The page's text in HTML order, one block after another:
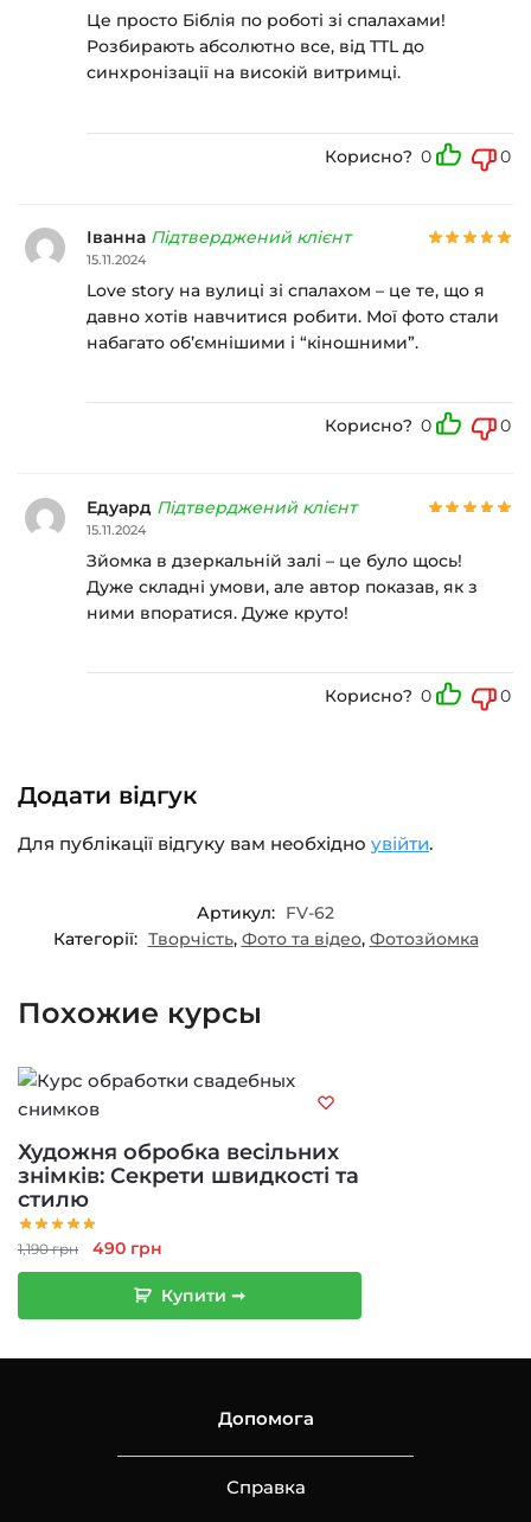
Це просто Біблія по роботі зі спалахами!
Розбирають абсолютно все, від TTL до
синхронізації на високій витримці.
Корисно? 0 0
Іванна Підтверджений клієнт
15.11.2024
Love story на вулиці зі спалахом – це те, що я
давно хотів навчитися робити. Мої фото стали
набагато об’ємнішими і “кіношними”.
Корисно? 0 0
Едуард Підтверджений клієнт
15.11.2024
Зйомка в дзеркальній залі – це було щось!
Дуже складні умови, але автор показав, як з
ними впоратися. Дуже круто!
Корисно? 0 0
Додати відгук
Для публікації відгуку вам необхідно увійти.
Артикул: FV-62
Категорії: Творчість, Фото та відео, Фотозйомка
Похожие курсы
Художня обробка весільних
знімків: Секрети швидкості та
стилю
1,190грн
Оригінальна
ціна:
1,190 грн.
490 грн
ціна:
490 грн.
Купити ➞
Допомога
Справка